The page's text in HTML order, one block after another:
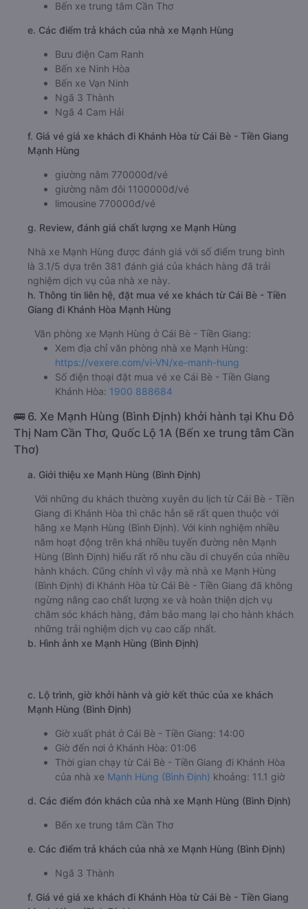
sạch mới và vận hành tốt nhất.
b. Hình ảnh xe Mạnh Hùng
c. Lộ trình, giờ khởi hành và giờ kết thúc của xe khách
Mạnh Hùng
Giờ xuất phát ở Cái Bè - Tiền Giang: 13:55, 14:00
Thời gian chạy từ Cái Bè - Tiền Giang đi Khánh Hòa
của nhà xe
d. Các điểm đón khách của nhà xe Mạnh Hùng
Bến xe trung tâm Cần Thơ
e. Các điểm trả khách của nhà xe Mạnh Hùng
Bưu điện Cam Ranh
Bến xe Ninh Hòa
Bến xe Vạn Ninh
Ngã 3 Thành
Ngã 4 Cam Hải
f. Giá vé giá xe khách đi Khánh Hòa từ Cái Bè - Tiền Giang
Mạnh Hùng
giường nằm 770000đ/vé
giường nằm đôi 1100000đ/vé
g. Review, đánh giá chất lượng xe Mạnh Hùng
Nhà xe Mạnh Hùng được đánh giá với số điểm trung bình
nghiệm dịch vụ của nhà xe này.
h. Thông tin liên hệ, đặt mua vé xe khách từ Cái Bè - Tiền
Giang đi Khánh Hòa Mạnh Hùng
Văn phòng xe Mạnh Hùng ở Cái Bè - Tiền Giang:
Xem địa chỉ văn phòng nhà xe Mạnh Hùng:
https://vexere.com/vi-VN/xe-manh-hung
Số điện thoại đặt mua vé xe Cái Bè - Tiền Giang
Khánh Hòa:1900 888684
🚌 6. Xe Mạnh Hùng (Bình Định) khởi hành tại Khu Đô
Thị Nam Cần Thơ, Quốc Lộ 1A (Bến xe trung tâm Cần
Thơ)
Với những du khách thường xuyên du lịch từ Cái Bè - Tiền
Giang đi Khánh Hòa thì chắc hẳn sẽ rất quen thuộc với
hãng xe Mạnh Hùng (Bình Định). Với kinh nghiệm nhiều
năm hoạt động trên khá nhiều tuyến đường nên Mạnh
Hùng (Bình Định) hiểu rất rõ nhu cầu di chuyển của nhiều
hành khách. Cũng chính vì vậy mà nhà xe Mạnh Hùng
(Bình Định) đi Khánh Hòa từ Cái Bè - Tiền Giang đã không
ngừng nâng cao chất lượng xe và hoàn thiện dịch vụ
những trải nghiệm dịch vụ cao cấp nhất.
b. Hình ảnh xe Mạnh Hùng (Bình Định)
c. Lộ trình, giờ khởi hành và giờ kết thúc của xe khách